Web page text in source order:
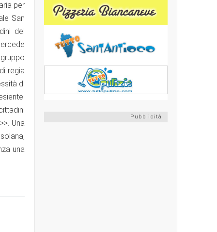
per
San
del
regia
di
Una
una
Pubblicità